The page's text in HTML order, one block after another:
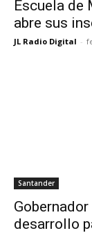
Escuela de
abre sus
JL Radio Digital -
Santander
desarrollo